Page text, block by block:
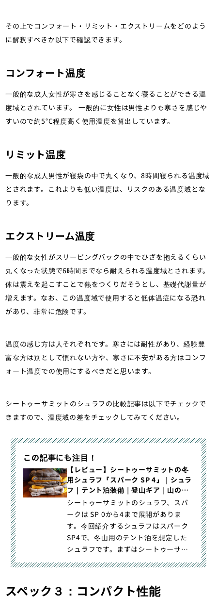
その上でコンフォート・リミット・エクストリームをどのよう
に解釈すべきか以下で確認できます。
コンフォート温度
一般的な成人女性が寒さを感じることなく寝ることができる温
度域とされています。 一般的に女性は男性よりも寒さを感じや
すいので約5°C程度高く使用温度を算出しています。
リミット温度
一般的な成人男性が寝袋の中で丸くなり、8時間寝られる温度域
とされます。これよりも低い温度は、リスクのある温度域とな
ります。
エクストリーム温度
一般的な女性がスリーピングバックの中でひざを抱えるくらい
丸くなった状態で6時間までなら耐えられる温度域とされます。
体は震えを起こすことで熱をつくりだそうとし、基礎代謝量が
増えます。なお、この温度域で使用すると低体温症になる恐れ
があり、非常に危険です。
温度の感じ方は人それぞれです。寒さには耐性があり、経験豊
富な方は別として慣れない方や、寒さに不安がある方はコンフ
ォート温度での使用にするべきだと思います。
シートゥーサミットのシュラフの比較記事は以下でチェックで
きますので、温度域の差をチェックしてみてください。
この記事にも注目！
【レビュー】シートゥーサミットの冬
用シュラフ『スパーク SP 4』｜シュラ
フ｜テント泊装備｜登山ギア｜山のモ
ノ｜登山・トレラン・山スキーマガジ
ン「山旅旅」
シートゥーサミットのシュラフ、スパ
ークは SP 0から4まで展開がありま
す。今回紹介するシュラフはスパーク
SP4で、冬山用のテント泊を想定した
シュラフです。まずはシートゥーサミ
ットのスパークシリーズ｜【レビュ
フ『スパーク SP 4』｜登山・トレラ
ン・山スキーマガジン「山旅旅」の
スペック３：コンパクト性能